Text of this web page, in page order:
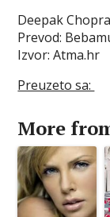
Deepak Chopra
Prevod:
Izvor: Atma.hr
Preuzeto sa:
More